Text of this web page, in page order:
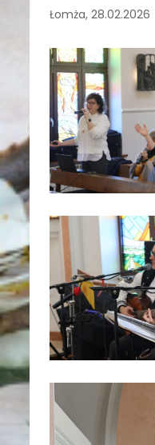
Łomża, 28.02.2026